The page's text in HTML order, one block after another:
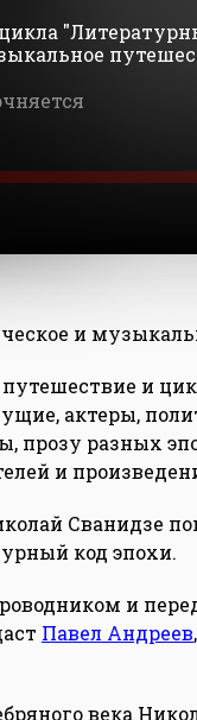
и
и
актеры,
прозу разных
и
Сванидзе
код эпохи.
и
Павел Андреев
века